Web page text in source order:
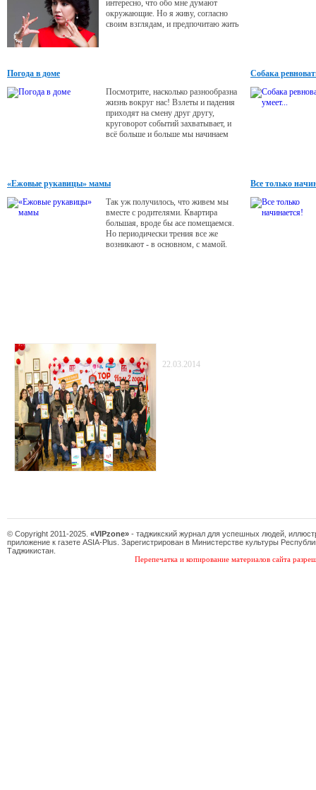
интересно, что обо мне думают
окружающие. Но я живу, согласно
своим взглядам, и предпочитаю жить
Погода в доме
Посмотрите, насколько разнообразна
жизнь вокруг нас! Взлеты и падения
приходят на смену друг другу,
круговорот событий захватывает, и
всё больше и больше мы начинаем
Собака
«Ежовые рукавицы» мамы
Так уж получилось, что живем мы
вместе с родителями. Квартира
большая, вроде бы асе помещаемся.
Но периодически трения все же
возникают - в основном, с мамой.
Все только
22.03.2014
© Copyright 2011-2025. «VIPzone» - таджикский журнал для успешных людей,
приложение к газете ASIA-Plus. Зарегистрирован в Министерстве культуры
Таджикистан.
Перепечатка и копирование материалов сайта